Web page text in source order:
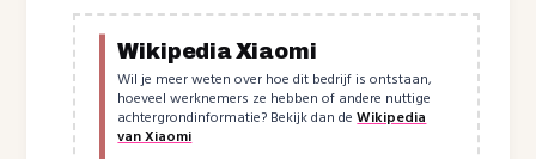
Wikipedia Xiaomi
Wil je meer weten over hoe dit bedrijf is ontstaan,
hoeveel werknemers ze hebben of andere nuttige
achtergrondinformatie? Bekijk dan deWikipedia
van Xiaomi